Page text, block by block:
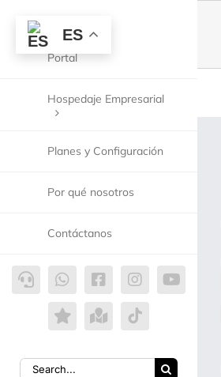
Portal
Hospedaje Empresarial
Planes y Configuración
Por qué nosotros
Contáctanos
ES